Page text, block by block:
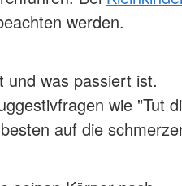
werden.
und was passiert ist.
wie "Tut
auf die